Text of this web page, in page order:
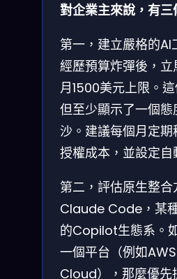
對企業主來說，有三
第一，建立嚴格的
經歷預算炸彈後，
月1500美元上限。
但至少顯示了一個
沙。建議每個月定
授權成本，並設定自
第二，評估原生整
Claude Code，某
的Copilot生態系。
一個平台（例如
Cloud），那麼優先